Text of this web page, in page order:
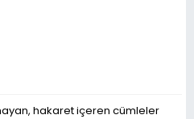
hakaret içeren cümleler